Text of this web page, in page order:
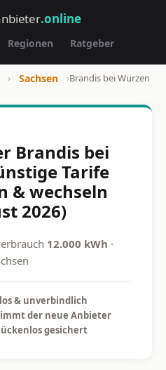
.online
Regionen Ratgeber
› Sachsen ›Brandis bei Wurzen
Brandis bei
Tarife
& wechseln
2026)
12.000 kWh ·
& unverbindlich
der neue Anbieter
gesichert